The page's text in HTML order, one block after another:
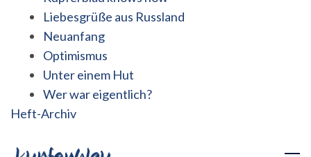
Liebesgrüße aus Russland
Neuanfang
Optimismus
Unter einem Hut
Wer war eigentlich?
Heft-Archiv